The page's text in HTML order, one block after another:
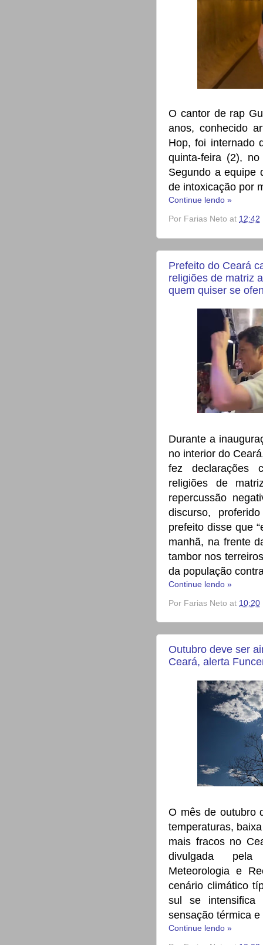
O cantor de rap
anos, conhecido
Hop, foi internado
quinta-feira (2),
Segundo a equipe
de intoxicação por
Continue lendo »
Por Farias Neto at 12:42
Prefeito do Ceará
religiões de matriz
quem quiser se
Durante a
no interior do
fez declarações
religiões de
repercussão
discurso,
prefeito disse que
manhã, na frente
tambor nos
da população
Continue lendo »
Por Farias Neto at 10:20
Outubro deve ser
Ceará, alerta
O mês de outubro
temperaturas,
mais fracos no
divulgada
Meteorologia e
cenário climático
sul se intensifica
sensação térmica
Continue lendo »